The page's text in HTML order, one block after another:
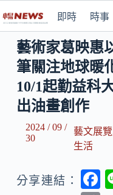
即時 時事
藝術家葛映惠
筆關注地球暖
10/1起勤益科
出油畫創作
2024 / 09 /
30
藝文展覽
生活
分享連結：
F